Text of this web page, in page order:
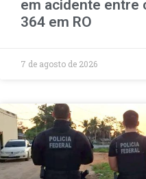
em acidente entre
364 em RO
7 de agosto de 2026